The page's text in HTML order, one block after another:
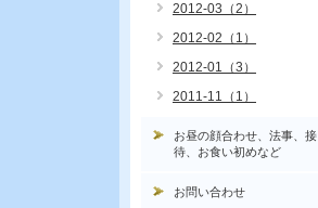
2012-03（2）
2012-02（1）
2012-01（3）
2011-11（1）
お昼の顔合わせ、法事、接
待、お食い初めなど
お問い合わせ